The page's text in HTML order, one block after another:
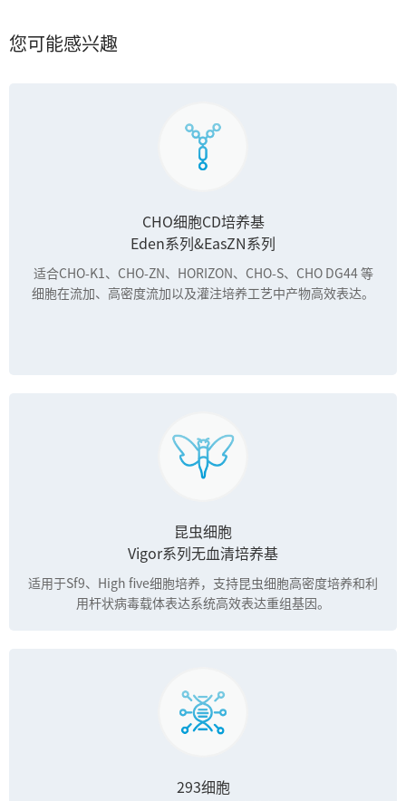
您可能感兴趣
CHO细胞CD培养基
Eden系列&EasZN系列
适合CHO-K1、CHO-ZN、HORIZON、CHO-S、CHO DG44 等
细胞在流加、高密度流加以及灌注培养工艺中产物高效表达。
昆虫细胞
Vigor系列无血清培养基
适用于Sf9、High five细胞培养，支持昆虫细胞高密度培养和利
用杆状病毒载体表达系统高效表达重组基因。
293细胞